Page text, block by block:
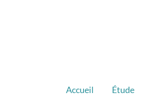
Accueil Étude